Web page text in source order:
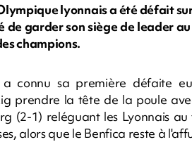
lyonnais a été défait
garder son siège de leader
champions.
connu sa première défaite
prendre la tête de la poule
(2-1) reléguant les Lyonnais
alors que le Benfica reste à